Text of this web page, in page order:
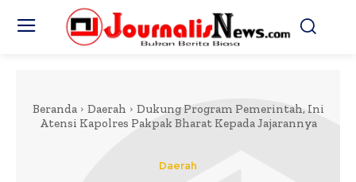
Beranda Daerah
Dukung Program Pemerintah, Ini
Atensi Kapolres Pakpak Bharat Kepada Jajarannya
Daerah